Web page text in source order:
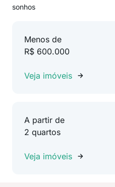
sonhos
Menos de
R$ 600.000
Veja imóveis
A partir de
2 quartos
Veja imóveis